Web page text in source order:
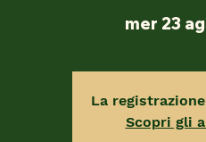
mer 23
La
Scopri gli